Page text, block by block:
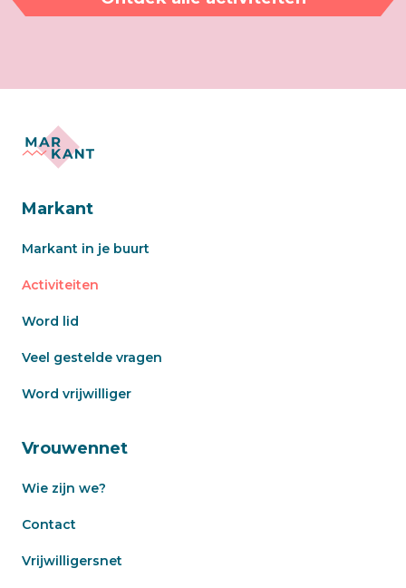
Markant
Markant in je buurt
Activiteiten
Word lid
Veel gestelde vragen
Word vrijwilliger
Vrouwennet
Wie zijn we?
Contact
Vrijwilligersnet